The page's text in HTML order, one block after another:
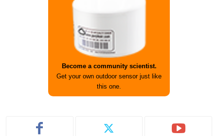
Become a community scientist.
Get your own outdoor sensor just like
this one.